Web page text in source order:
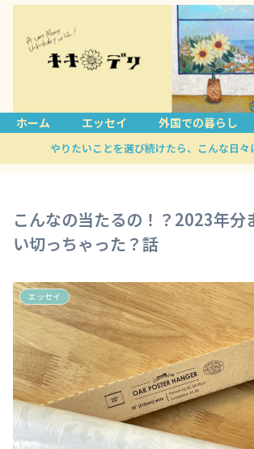
ホーム エッセイ 外国での暮らし
やりたいことを選び続けたら、こんな日々
こんなの当たるの！？2023年分
い切っちゃった？話
エッセイ